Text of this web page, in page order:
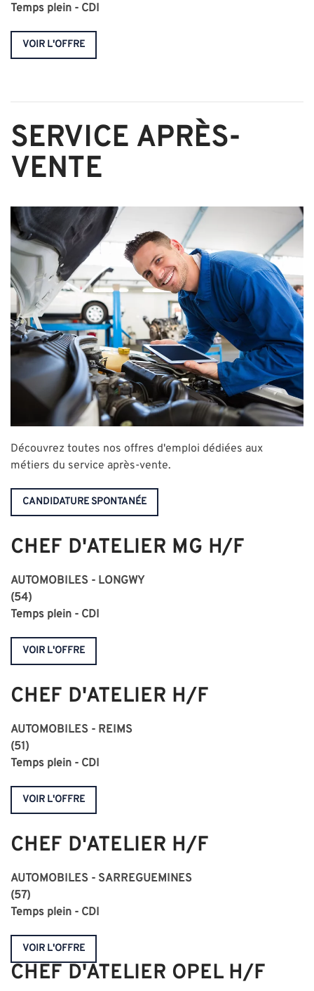
Temps plein - CDI
VOIR L'OFFRE
SERVICE APRÈS-
VENTE
Découvrez toutes nos offres d'emploi dédiées aux
métiers du service après-vente.
CANDIDATURE SPONTANÉE
CHEF D'ATELIER MG H/F
AUTOMOBILES - LONGWY
(54)
Temps plein - CDI
VOIR L'OFFRE
CHEF D'ATELIER H/F
AUTOMOBILES - REIMS
(51)
Temps plein - CDI
VOIR L'OFFRE
CHEF D'ATELIER H/F
AUTOMOBILES - SARREGUEMINES
(57)
Temps plein - CDI
VOIR L'OFFRE
CHEF D'ATELIER OPEL H/F